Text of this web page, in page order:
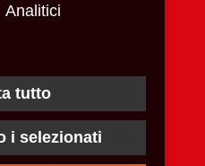
Analitici
tutto
i selezionati